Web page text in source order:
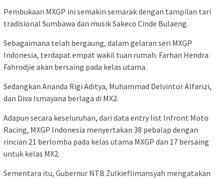
Pembukaan MXGP ini semakin semarak dengan tampilan tari
tradisional Sumbawa dan musik Sakeco Cinde Bulaeng.
Sebagaimana telah bergaung, dalam gelaran seri MXGP
Indonesia, terdapat empat wakil tuan rumah. Farhan Hendra
Fahrodjie akan bersaing pada kelas utama.
Sedangkan Ananda Rigi Aditya, Muhammad Delvintor Alfarizi,
dan Diva Ismayana berlaga di MX2.
Adapun secara keseluruhan, dari data entry list Infront Moto
Racing, MXGP Indonesia menyertakan 38 pebalap dengan
rincian 21 berlomba pada kelas utama MXGP dan 17 bersaing
untuk kelas MX2.
Sementara itu, Gubernur NTB Zulkieflimansyah mengatakan